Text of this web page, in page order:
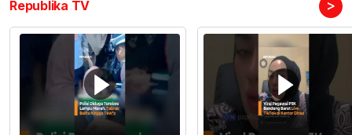
Republika TV >